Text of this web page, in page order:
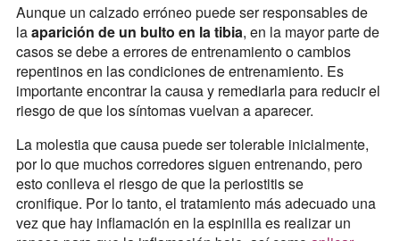
Aunque un calzado erróneo puede ser responsables de
laaparición de un bulto en la tibia, en la mayor parte de
casos se debe a errores de entrenamiento o cambios
repentinos en las condiciones de entrenamiento. Es
importante encontrar la causa y remediarla para reducir el
riesgo de que los síntomas vuelvan a aparecer.
La molestia que causa puede ser tolerable inicialmente,
por lo que muchos corredores siguen entrenando, pero
esto conlleva el riesgo de que la periostitis se
cronifique. Por lo tanto, el tratamiento más adecuado una
vez que hay inflamación en la espinilla es realizar un